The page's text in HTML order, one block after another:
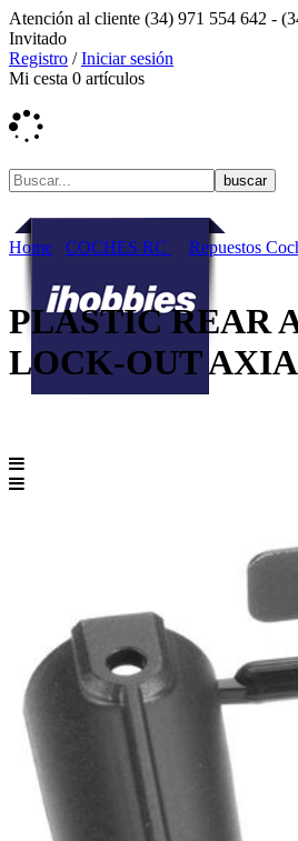
Atención al cliente (34) 971 554 642 -
Invitado
Registro /Iniciar sesión
Mi cesta 0 artículos
Home COCHES RC Repuestos
PLASTIC REAR
LOCK-OUT